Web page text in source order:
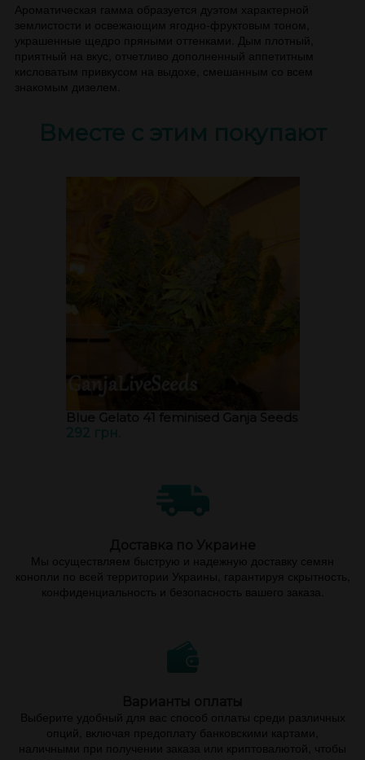
Ароматическая гамма образуется дуэтом характерной
землистости и освежающим ягодно-фруктовым тоном,
украшенные щедро пряными оттенками. Дым плотный,
приятный на вкус, отчетливо дополненный аппетитным
кисловатым привкусом на выдохе, смешанным со всем
знакомым дизелем.
Мы осуществляем быструю и надежную доставку семян
конопли по всей территории Украины, гарантируя скрытность,
конфиденциальность и безопасность вашего заказа.
Выберите удобный для вас способ оплаты среди различных
опций, включая предоплату банковскими картами,
наличными при получении заказа или криптовалютой, чтобы